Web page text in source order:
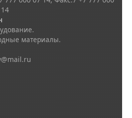
материалы.